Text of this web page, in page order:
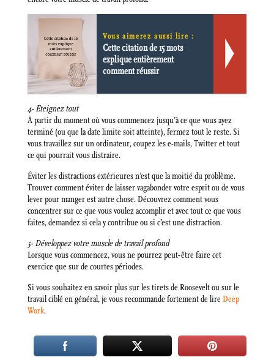
Vous aimerez aussi lire :
Cette citation de 15 mots
explique entièrement
comment réussir
4- Eteignez tout
À partir du moment où vous commencez jusqu’à ce que vous ayez
terminé (ou que la date limite soit atteinte), fermez tout le reste. Si
vous travaillez sur un ordinateur, coupez les e-mails, Twitter et tout
ce qui pourrait vous distraire.
Éviter les distractions extérieures n’est que la moitié du problème.
Trouver comment éviter de laisser vagabonder votre esprit ou de vous
lever pour manger est autre chose. Découvrez comment vous
concentrer sur ce que vous voulez accomplir et avec tout ce que vous
faites, demandez si cela y contribue ou si c’est une distraction.
5- Développez votre muscle de travail profond
Lorsque vous commencez, vous ne pourrez peut-être faire cet
exercice que sur de courtes périodes.
Si vous souhaitez en savoir plus sur les tirets de Roosevelt ou sur le
travail ciblé en général, je vous recommande fortement de lireDeep
Work.